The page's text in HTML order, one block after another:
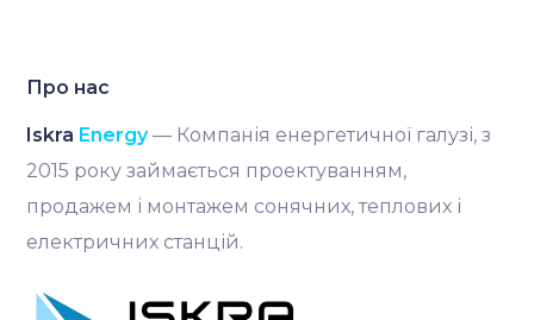
Про нас
Iskra Energy— Компанія енергетичної галузі, з
2015 року займається проектуванням,
продажем і монтажем сонячних, теплових і
електричних станцій.